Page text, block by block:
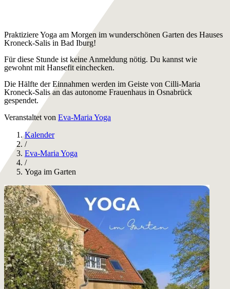
Praktiziere Yoga am Morgen im wunderschönen Garten des Hauses
Kroneck-Salis in Bad Iburg!
Für diese Stunde ist keine Anmeldung nötig. Du kannst wie
gewohnt mit Hansefit einchecken.
Die Hälfte der Einnahmen werden im Geiste von Cilli-Maria
Kroneck-Salis an das autonome Frauenhaus in Osnabrück
gespendet.
Veranstaltet von Eva-Maria Yoga
Kalender
/
Eva-Maria Yoga
/
Yoga im Garten